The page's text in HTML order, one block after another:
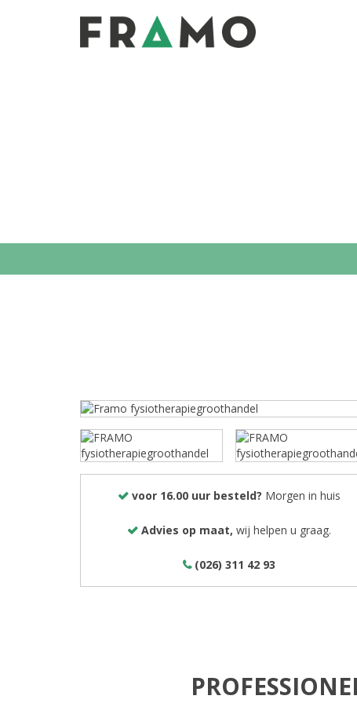
voor 16.00 uur besteld? Morgen in huis
Advies op maat, wij helpen u graag.
(026) 311 42 93